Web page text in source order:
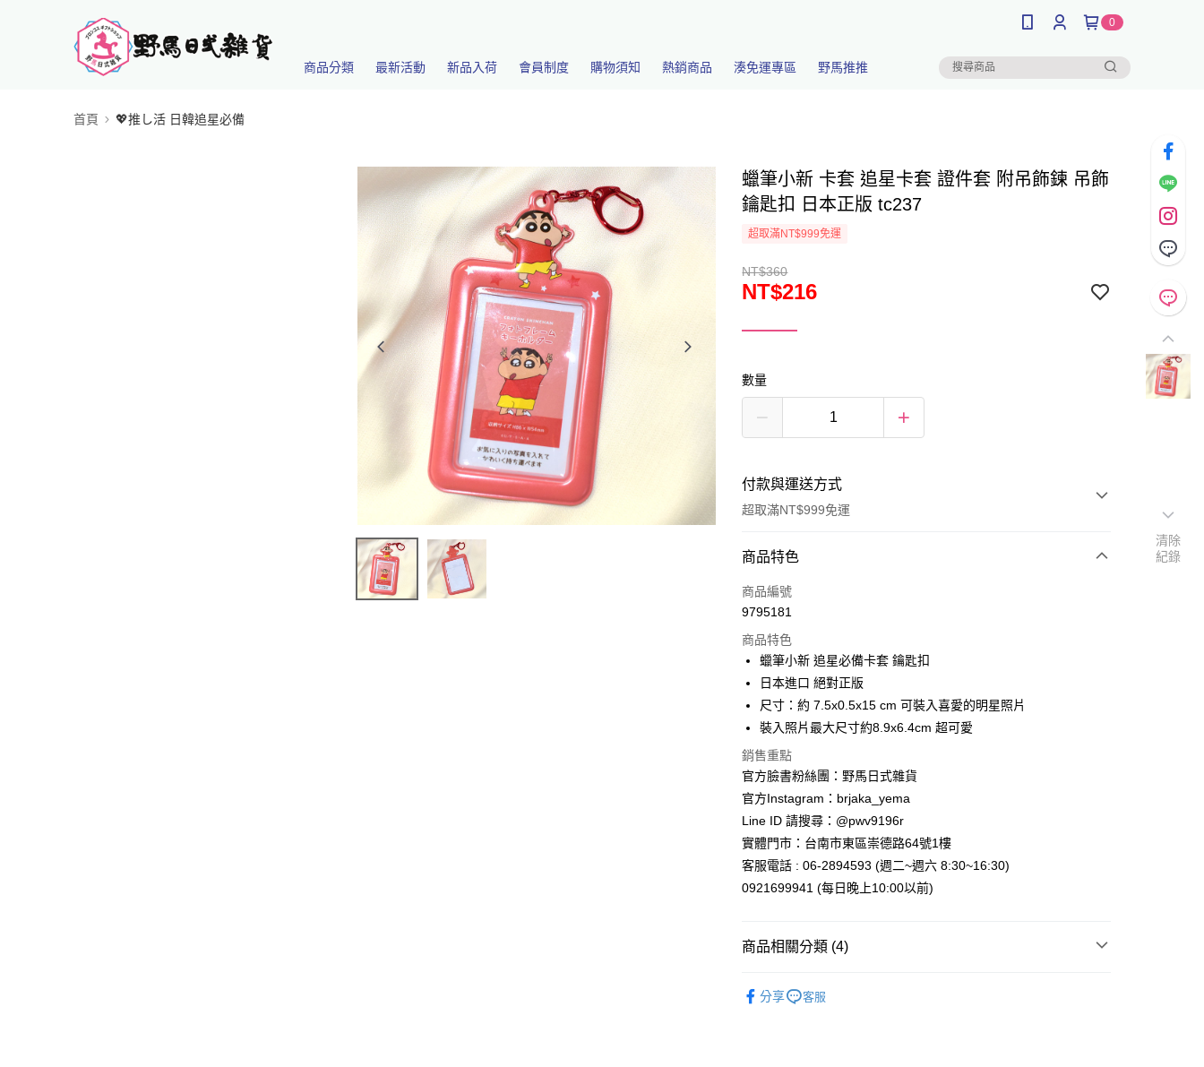
0
商品分類 最新活動 新品入荷 會員制度 購物須知 熱銷商品 湊免運專區 野馬推推
首頁 💖推し活 日韓追星必備
蠟筆小新 卡套 追星卡套 證件套 附吊飾鍊 吊飾
鑰匙扣 日本正版 tc237
超取滿NT$999免運
NT$360
NT$216
數量
付款與運送方式
超取滿NT$999免運
付款方式
信用卡一次付款
3 期 0 利率 每期 NT$72
合作金庫商業銀行
華南商業銀行
彰化商業銀行
國泰世華商業銀行
兆豐國際商業銀行
臺灣中小企業銀行
匯豐（台灣）商業銀行
聯邦商業銀行
玉山商業銀行
台新國際商業銀行
中國信託商業銀行
台灣樂天信用卡公司
超商取貨付款
Apple Pay
街口支付
悠遊付
Google Pay
ATM付款
運送方式
每筆NT$65，滿NT$999(含以上)免運費
商品特色
商品編號
9795181
商品特色
蠟筆小新 追星必備卡套 鑰匙扣
日本進口 絕對正版
尺寸：約 7.5x0.5x15 cm 可裝入喜愛的明星照片
裝入照片最大尺寸約8.9x6.4cm 超可愛
銷售重點
官方臉書粉絲團：野馬日式雜貨
官方Instagram：brjaka_yema
Line ID 請搜尋：@pwv9196r
實體門市：台南市東區崇德路64號1樓
客服電話 : 06-2894593 (週二~週六 8:30~16:30)
0921699941 (每日晚上10:00以前)
商品相關分類 (4)
分享 客服
清除
紀錄